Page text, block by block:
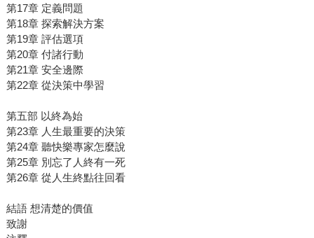
第17章 定義問題
第18章 探索解決方案
第19章 評估選項
第20章 付諸行動
第21章 安全邊際
第22章 從決策中學習
第五部 以終為始
第23章 人生最重要的決策
第24章 聽快樂專家怎麼說
第25章 別忘了人終有一死
第26章 從人生終點往回看
結語 想清楚的價值
致謝